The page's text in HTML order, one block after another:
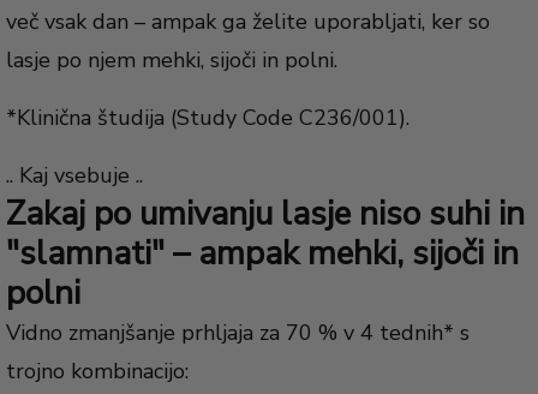
več vsak dan – ampak ga želite uporabljati, ker so
lasje po njem mehki, sijoči in polni.
*Klinična študija (Study Code C236/001).
.. Kaj vsebuje ..
Zakaj po umivanju lasje niso suhi in
"slamnati" – ampak mehki, sijoči in
polni
Vidno zmanjšanje prhljaja za 70 % v 4 tednih* s
trojno kombinacijo: